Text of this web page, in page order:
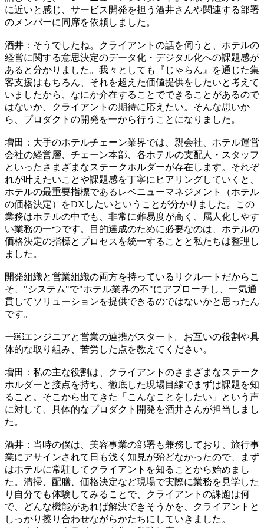
に近いと感じ、サービス開発を担う酒井さんや関連する部署
のメンバーに同席を依頼しました。​
​​酒井：そうでしたね。クライアントの話を伺うと、ホテルの
経営に関する意思決定のデータ化・デジタル化への課題感が
あると分かりました。​我々としても『じゃらん』を通じた集
客支援はもちろん、それを超えた価値提供をしたいと考えて
いましたから、​なにか介在することでできることがあるので
はないか、クライアントの期待に応えたい。そんな思いか
ら、プロダクトの開発を一から行うことになりました。​
​​増田：大手のホテルチェーン業界では、親会社、ホテル運営
会社の経営層、チェーン本部、各ホテルの支配人・スタッフ
といったさまざまなステークホルダーが​​存在します​​。それぞ
れが叶えたいことや課題感を丁寧にヒアリングしていくと、​​
ホテルの最重要指標であるレベニューマネジメント（ホテル
の価格決定）をDXしたいということが分かりました。この
業務はホテルの中でも、非常に難易度が高く、属人化しやす
い業務の一つです。目的達成のために必要なのは、ホテルの
価格決定の指標とプロセスを統一することと私たちは整理し
ました。​​ ​
​​開発組織と営業組織の両方を持っているリクルートだからこ
そ、"システム"で"ホテル業界の不"にアプローチし、一気通
貫してソリューションを提供できるのではないかと思ったん
です。​
​​ー​​￼​​エンジニア​​と営業​​の連携がスタート。​​お互いの役割や​​具
体的な取り組み、苦労した点​​を教えてください。​
増田​​：​​私の主な役割は、クライアントのさまざまなステーク
ホルダーと接点を持ち、徹底した現場目線でまずは課題を知
ること。そこから出てきた「こんなことをしたい」という声
に対して、具体的なプロダクト開発を酒井さんが担当しまし
た。
​​酒井：当時の僕は、美容事業の部署も兼務しており、旅行事
業にアサインされて日も浅く知見が殆どなかったので、​​まず
はホテルに常駐してクライアントを知ることから始めまし
た。清掃、配膳、価格決定など現場で実際に業務を見学した
り自分でも体験してみることで​​、クライアントの課題は何
で、どんな機能があれば解決できそうかを、クライアントと
しっかり擦り合わせながらかたちにしていきました。